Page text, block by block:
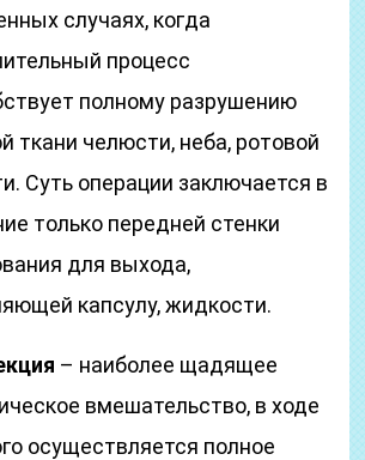
случаях, когда
процесс
полному разрушению
ткани челюсти, неба, ротовой
Суть операции заключается в
только передней стенки
для выхода,
капсулу, жидкости.
– наиболее щадящее
вмешательство, в ходе
осуществляется полное